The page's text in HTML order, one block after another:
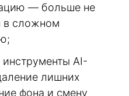
— больше не
в сложном
AI-
лишних
фона и смену